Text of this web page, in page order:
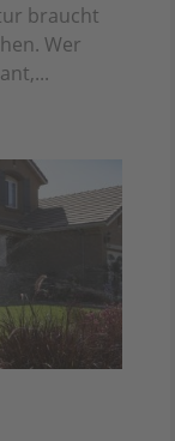
braucht
Wer